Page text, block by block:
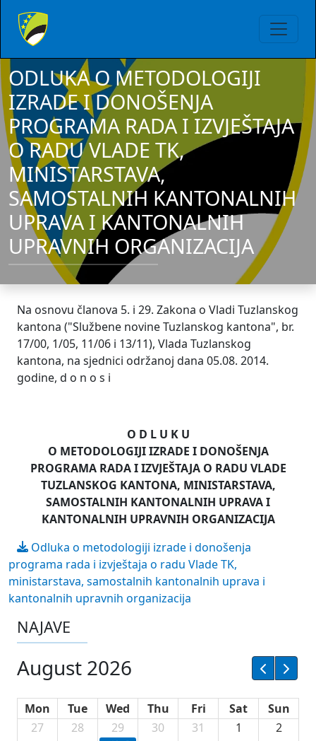
ODLUKA O METODOLOGIJI
IZRADE I DONOŠENJA
PROGRAMA RADA I IZVJEŠTAJA
O RADU VLADE TK,
MINISTARSTAVA,
SAMOSTALNIH KANTONALNIH
UPRAVA I KANTONALNIH
UPRAVNIH ORGANIZACIJA
Na osnovu članova 5. i 29. Zakona o Vladi Tuzlanskog
kantona ("Službene novine Tuzlanskog kantona", br.
17/00, 1/05, 11/06 i 13/11), Vlada Tuzlanskog
kantona, na sjednici održanoj dana 05.08. 2014.
godine, d o n o s i
O D L U K U
O METODOLOGIJI IZRADE I DONOŠENJA
PROGRAMA RADA I IZVJEŠTAJA O RADU VLADE
TUZLANSKOG KANTONA, MINISTARSTAVA,
SAMOSTALNIH KANTONALNIH UPRAVA I
KANTONALNIH UPRAVNIH ORGANIZACIJA
Odluka o metodologiji izrade i donošenja
programa rada i izvještaja o radu Vlade TK,
ministarstava, samostalnih kantonalnih uprava i
kantonalnih upravnih organizacija
NAJAVE
August 2026
Mon Tue Wed Thu Fri Sat
Sun
27
28 29 30 31 1 2